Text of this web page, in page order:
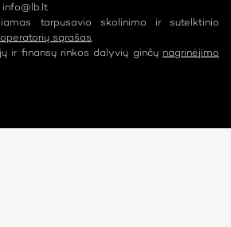
info@lb.lt
tarpusavio skolinimo ir sutelktinio
operatorių sąrašas.
ir finansų rinkos dalyvių ginčų nagrinėjimo